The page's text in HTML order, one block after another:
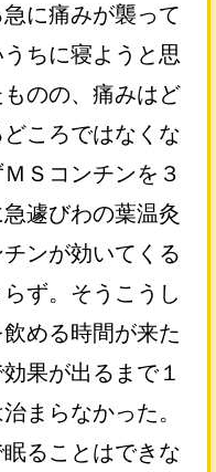
に痛みが襲って
ちに寝ようと思
のの、痛みはど
ころではなくな
Ｓコンチンを３
遽びわの葉温灸
ンが効いてくる
ず。そうこうし
める時間が来た
果が出るまで１
まらなかった。
ることはできな